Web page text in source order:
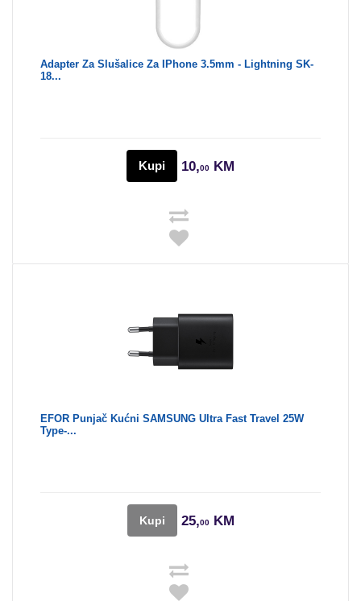
Adapter Za Slušalice Za IPhone 3.5mm - Lightning SK-
18...
Kupi 10,00 KM
EFOR Punjač Kućni SAMSUNG Ultra Fast Travel 25W
Type-...
Kupi 25,00KM